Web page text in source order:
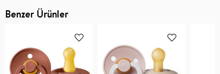
Benzer Ürünler